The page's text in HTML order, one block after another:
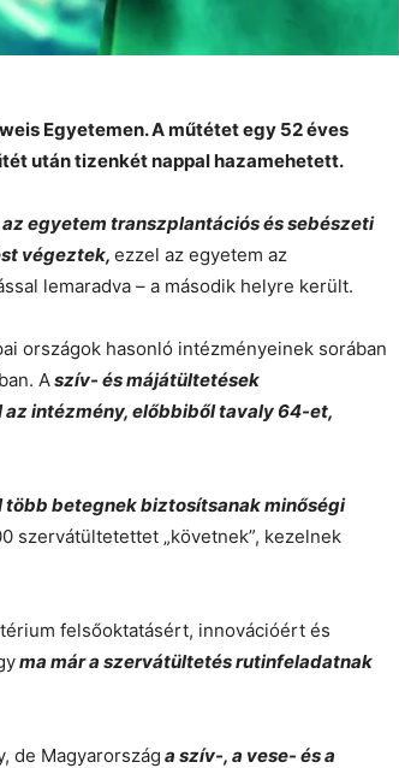
Egyetemen. A műtétet egy 52 éves
után tizenkét nappal hazamehetett.
az egyetem transzplantációs és sebészeti
végeztek, ezzel az egyetem az
lemaradva – a második helyre került.
országok hasonló intézményeinek sorában
Aszív- és májátültetések
intézmény, előbbiből tavaly 64-et,
több betegnek biztosítsanak minőségi
szervátültetettet „követnek”, kezelnek
felsőoktatásért, innovációért és
ma már a szervátültetés rutinfeladatnak
de Magyarország a szív-, a vese- és a